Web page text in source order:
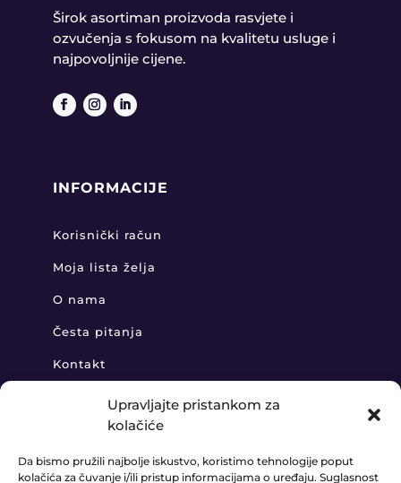
Upravljajte pristankom za
kolačiće
Da bismo pružili najbolje iskustvo, koristimo tehnologije poput
kolačića za čuvanje i/ili pristup informacijama o uređaju. Suglasnost
Širok asortiman proizvoda rasvjete i
ozvučenja s fokusom na kvalitetu usluge i
najpovoljnije cijene.
INFORMACIJE
Korisnički račun
Moja lista želja
O nama
Česta pitanja
Kontakt